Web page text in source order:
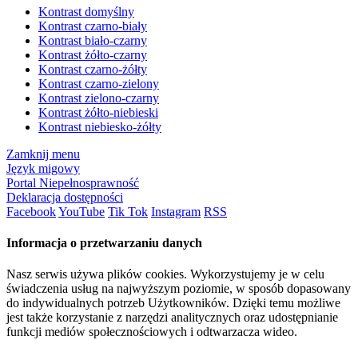
Kontrast domyślny
Kontrast czarno-biały
Kontrast biało-czarny
Kontrast żółto-czarny
Kontrast czarno-żółty
Kontrast czarno-zielony
Kontrast zielono-czarny
Kontrast żółto-niebieski
Kontrast niebiesko-żółty
Zamknij menu
Język migowy
Portal Niepełnosprawność
Deklaracja dostępności
FacebookYouTube Tik Tok Instagram RSS
Informacja o przetwarzaniu danych
Nasz serwis używa plików cookies. Wykorzystujemy je w celu
świadczenia usług na najwyższym poziomie, w sposób dopasowany
do indywidualnych potrzeb Użytkowników. Dzięki temu możliwe
jest także korzystanie z narzędzi analitycznych oraz udostępnianie
funkcji mediów społecznościowych i odtwarzacza wideo.